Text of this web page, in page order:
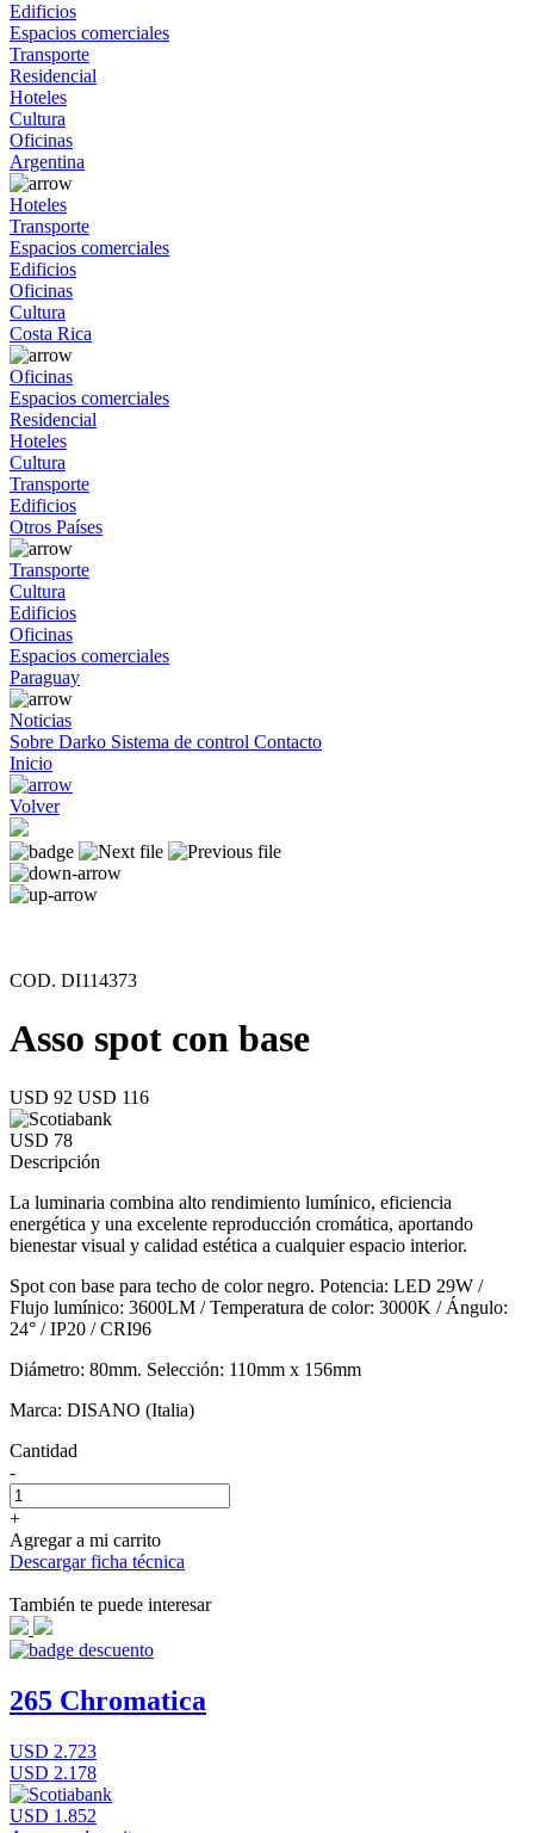
Edificios
Espacios comerciales
Transporte
Residencial
Hoteles
Cultura
Oficinas
Argentina
Hoteles
Transporte
Espacios comerciales
Edificios
Oficinas
Cultura
Costa Rica
Oficinas
Espacios comerciales
Residencial
Hoteles
Cultura
Transporte
Edificios
Otros Países
Transporte
Cultura
Edificios
Oficinas
Espacios comerciales
Paraguay
Noticias
Sobre Darko Sistema de control Contacto
Inicio
Volver
COD. DI114373
Asso spot con base
USD 92 USD 116
USD 78
Descripción
La luminaria combina alto rendimiento lumínico, eficiencia
energética y una excelente reproducción cromática, aportando
bienestar visual y calidad estética a cualquier espacio interior.
Spot con base para techo de color negro. Potencia: LED 29W /
Flujo lumínico: 3600LM / Temperatura de color: 3000K / Ángulo:
24° / IP20 / CRI96
Diámetro: 80mm. Selección: 110mm x 156mm
Marca: DISANO (Italia)
Cantidad
-
+
Agregar a mi carrito
Descargar ficha técnica
También te puede interesar
265 Chromatica
USD 2.723
USD 2.178
USD 1.852